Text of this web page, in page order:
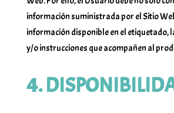
información suministrada por el Sitio
información disponible en el etiquetado,
y/o instrucciones que acompañen al
4.